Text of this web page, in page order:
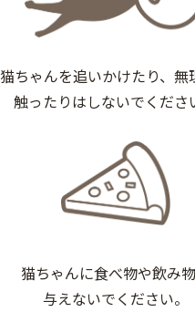
猫ちゃんを追いかけたり、無
触ったりはしないでくださ
猫ちゃんに食べ物や飲み
与えないでください。